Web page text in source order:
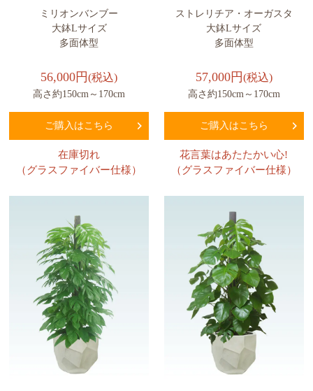
ミリオンバンブー
大鉢Lサイズ
多面体型
56,000円(税込)
高さ約150cm～170cm
ご購入はこちら
在庫切れ
（グラスファイバー仕様）
ストレリチア・オーガスタ
大鉢Lサイズ
多面体型
57,000円(税込)
高さ約150cm～170cm
ご購入はこちら
花言葉はあたたかい心!
（グラスファイバー仕様）